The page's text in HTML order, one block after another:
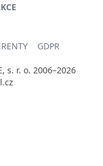
GDPR
s. r. o. 2006–2026